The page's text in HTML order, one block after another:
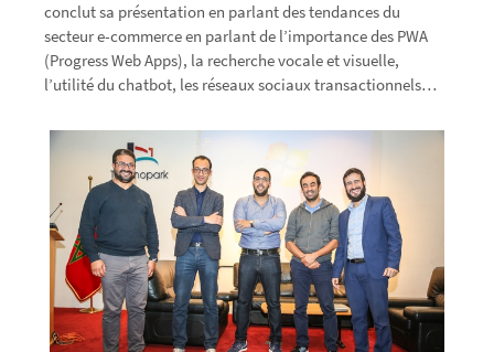
conclut sa présentation en parlant des tendances du
secteur e-commerce en parlant de l’importance des PWA
(Progress Web Apps), la recherche vocale et visuelle,
l’utilité du chatbot, les réseaux sociaux transactionnels…